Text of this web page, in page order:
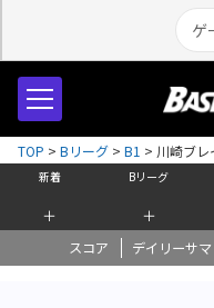
新着
＋
Bリーグ
＋
スコア デイリーサ
TOP > Bリーグ > B1 > 川崎ブ
が左股関節捻挫で全治未定の診